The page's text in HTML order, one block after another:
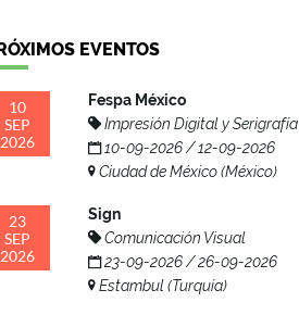
EVENTOS
10
SEP
2026
Fespa México
Impresión Digital y Serigrafía
10-09-2026 / 12-09-2026
Ciudad de México (México)
23
SEP
2026
Sign
Comunicación Visual
23-09-2026 / 26-09-2026
Estambul (Turquía)